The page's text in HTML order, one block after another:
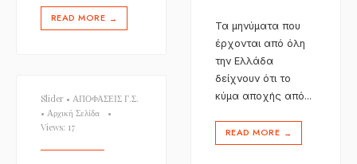
READ MORE →
Τα μηνύματα που
έρχονται από όλη
την Ελλάδα
δείχνουν ότι το
κύμα αποχής από...
READ MORE →
Slider • ΑΠΟΦΑΣΕΙΣ Γ.Σ.
• Αρχική Σελίδα
•
Views: 17